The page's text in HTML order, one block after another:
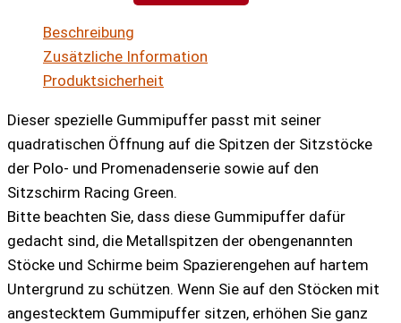
MengeBeschreibung
Zusätzliche Information
Produktsicherheit
Dieser spezielle Gummipuffer passt mit seiner
quadratischen Öffnung auf die Spitzen der Sitzstöcke
der Polo- und Promenadenserie sowie auf den
Sitzschirm Racing Green.
Bitte beachten Sie, dass diese Gummipuffer dafür
gedacht sind, die Metallspitzen der obengenannten
Stöcke und Schirme beim Spazierengehen auf hartem
Untergrund zu schützen. Wenn Sie auf den Stöcken mit
angestecktem Gummipuffer sitzen, erhöhen Sie ganz